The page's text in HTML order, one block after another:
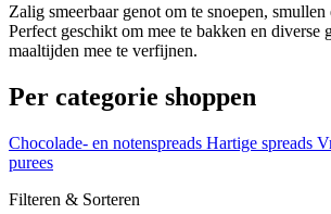
Zalig smeerbaar genot om te snoepen, smullen
Perfect geschikt om mee te bakken en diverse
maaltijden mee te verfijnen.
Per categorie shoppen
Chocolade- en notenspreads Hartige spreads
purees
Filteren & Sorteren